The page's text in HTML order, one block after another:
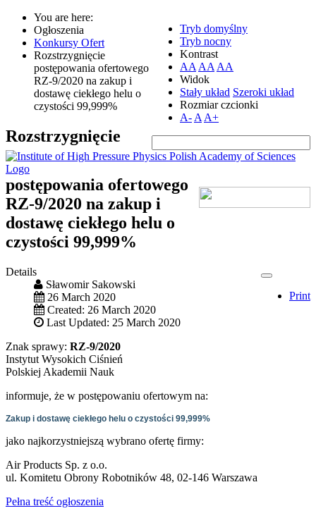
Tryb domyślny
Tryb nocny
Kontrast
AA AA AA
Widok
Stały układ Szeroki układ
Rozmiar czcionki
A- A A+
You are here:
Ogłoszenia
Konkursy Ofert
Rozstrzygnięcie
postępowania ofertowego
RZ-9/2020 na zakup i
dostawę ciekłego helu o
czystości 99,999%
Rozstrzygnięcie
postępowania ofertowego
RZ-9/2020 na zakup i
dostawę ciekłego helu o
czystości 99,999%
Print
Details
Sławomir Sakowski
26 March 2020
Created: 26 March 2020
Last Updated: 25 March 2020
Znak sprawy: RZ-9/2020
Instytut Wysokich Ciśnień
Polskiej Akademii Nauk
informuje, że w postępowaniu ofertowym na:
Zakup i dostawę ciekłego helu o czystości 99,999%
jako najkorzystniejszą wybrano ofertę firmy:
Air Products Sp. z o.o.
ul. Komitetu Obrony Robotników 48, 02-146 Warszawa
Pełna treść ogłoszenia